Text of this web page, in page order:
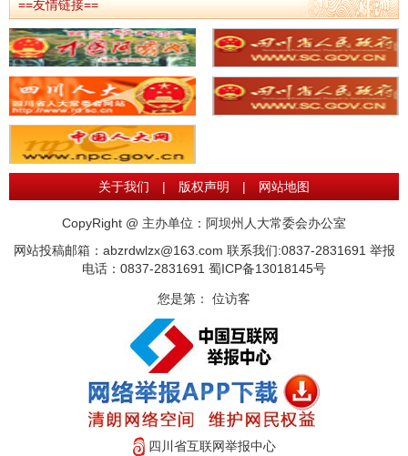
==友情链接==
关于我们 | 版权声明 | 网站地图
CopyRight @ 主办单位：阿坝州人大常委会办公室
网站投稿邮箱：abzrdwlzx@163.com 联系我们:0837-2831691 举报
电话：0837-2831691 蜀ICP备13018145号
您是第： 位访客
四川省互联网举报中心